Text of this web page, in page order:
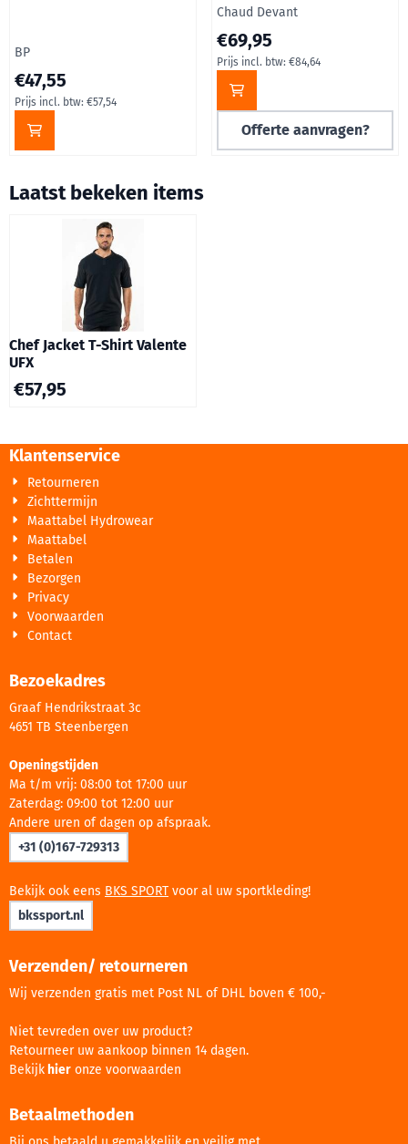
Merk:
BP
Prijs: 47,55, inclusief btw: 57,54
€47,55
Prijs incl. btw: €57,54
Merk:
Chaud Devant
Prijs op aanvraag, inclusief
€69,95
Prijs incl. btw: €84,64
Offerte aanvragen?
Laatst bekeken items
Chef Jacket T-Shirt Valente
UFX
€57,95
Klantenservice
Retourneren
Zichttermijn
Maattabel Hydrowear
Maattabel
Betalen
Bezorgen
Privacy
Voorwaarden
Contact
Bezoekadres
Graaf Hendrikstraat 3c
4651 TB Steenbergen
Openingstijden
Ma t/m vrij: 08:00 tot 17:00 uur
Zaterdag: 09:00 tot 12:00 uur
Andere uren of dagen op afspraak.
+31 (0)167-729313
Bekijk ook eens BKS SPORT voor al uw sportkleding!
bkssport.nl
Verzenden/ retourneren
Wij verzenden gratis met Post NL of DHL boven € 100,-
Niet tevreden over uw product?
Retourneer uw aankoop binnen 14 dagen.
Bekijk hier onze voorwaarden
Betaalmethoden